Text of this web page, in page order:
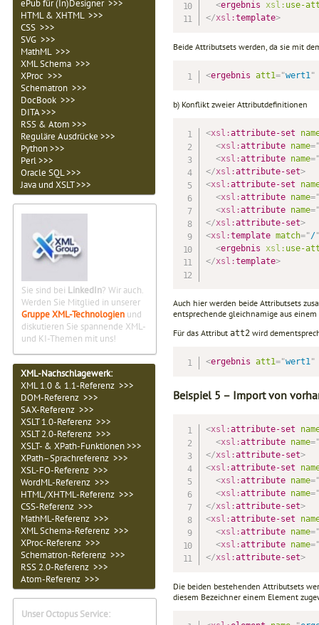
ePub für (In)Designer >>>
HTML & XHTML >>>
CSS >>>
SVG >>>
MathML >>>
XML Schema >>>
XProc >>>
Schematron >>>
DocBook >>>
DITA >>>
RSS & Atom >>>
Reguläre Ausdrücke >>>
Python >>>
Perl >>>
Oracle SQL >>>
Java und XSLT >>>
Sie sind bei LinkedIn? Wir auch.
Werden Sie Mitglied in unserer
Gruppe XML-Technologien und
diskutieren Sie spannende XML-
und KI-Themen mit uns!
XML-Nachschlagewerk:
XML 1.0 & 1.1-Referenz >>>
DOM-Referenz >>>
SAX-Referenz >>>
XSLT 1.0-Referenz >>>
XSLT 2.0-Referenz >>>
XSLT- & XPath-Funktionen >>>
XPath–Sprachreferenz >>>
XSL-FO-Referenz >>>
WordML-Referenz >>>
HTML/XHTML-Referenz >>>
CSS-Referenz >>>
MathML-Referenz >>>
XML Schema-Referenz >>>
XProc-Referenz >>>
Schematron-Referenz >>>
RSS 2.0-Referenz >>>
Atom-Referenz >>>
Unser Octopus Service:
<ergebnis xsl: use-
</xsl:template>
Beide Attributsets werden, da sie mit
<ergebnis att1="wert1"
b) Konflikt zweier Attributdefinitionen
<xsl:attribute-set
<xsl:attribute name=
<xsl:attribute name=
</xsl:attribute-set>
<xsl:attribute-set
<xsl:attribute name=
<xsl:attribute name=
</xsl:attribute-set>
<xsl:template match="/
<ergebnis xsl: use-
</xsl:template>
Auch hier werden beide Attributsets
entsprechende gleich­namige aus
Für das Attribut att2 wird
<ergebnis att1="wert1"
Beispiel 5 – Import von
<xsl:attribute-set
<xsl:attribute name=
</xsl:attribute-set>
<xsl:attribute-set
<xsl:attribute name=
<xsl:attribute name=
</xsl:attribute-set>
<xsl:attribute-set
<xsl:attribute name=
<xsl:attribute name=
</xsl:attribute-set>
Die beiden bestehenden Attributsets
die­sem Bezeichner einem Element